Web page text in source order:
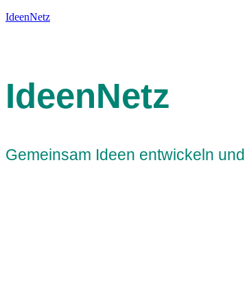
IdeenNetz
IdeenNetz
Gemeinsam Ideen entwickeln